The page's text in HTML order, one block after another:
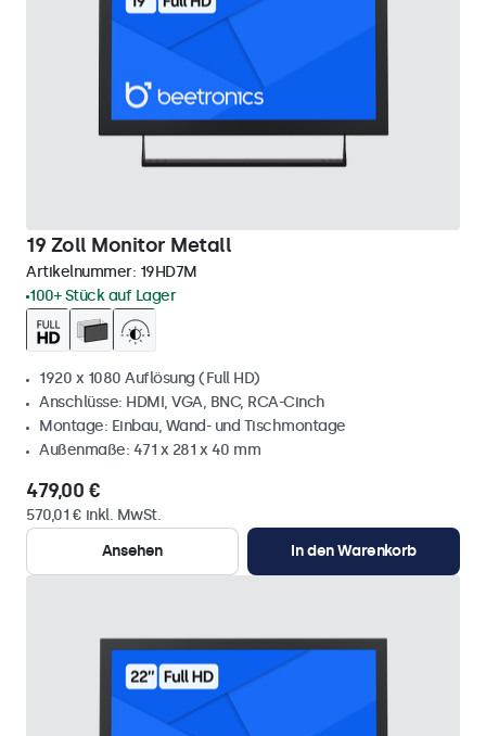
19 Zoll Monitor Metall
Artikelnummer: 19HD7M
100+ Stück auf Lager
1920 x 1080 Auflösung (Full HD)
Anschlüsse: HDMI, VGA, BNC, RCA-Cinch
Montage: Einbau, Wand- und Tischmontage
Außenmaße: 471 x 281 x 40 mm
479,00 €
570,01 € inkl. MwSt.
Ansehen
In den Warenkorb